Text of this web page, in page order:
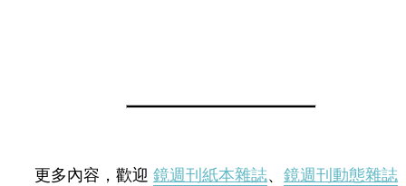
更多內容，歡迎 鏡週刊紙本雜誌、 鏡週刊動態雜誌